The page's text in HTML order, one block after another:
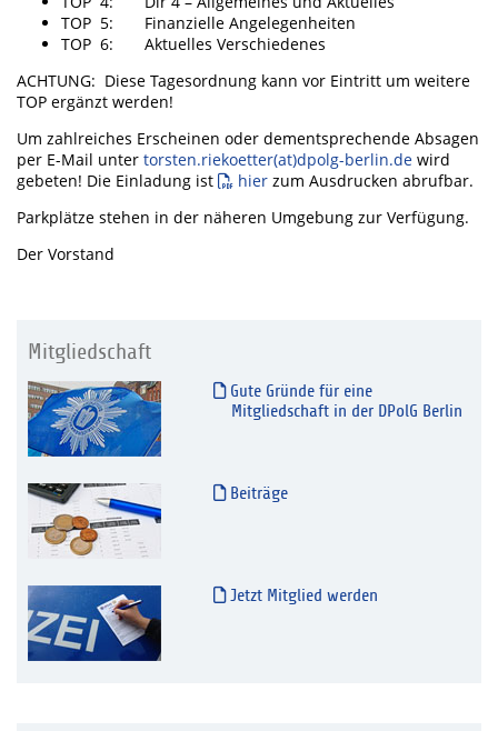
TOP 5: Finanzielle Angelegenheiten
TOP 6: Aktuelles Verschiedenes
ACHTUNG: Diese Tagesordnung kann vor Eintritt um weitere
TOP ergänzt werden!
Um zahlreiches Erscheinen oder dementsprechende Absagen
per E-Mail unter torsten.riekoetter(at)dpolg-berlin.de wird
gebeten! Die Einladung ist
hier zum Ausdrucken abrufbar.
Parkplätze stehen in der näheren Umgebung zur Verfügung.
Der Vorstand
Mitgliedschaft
Gute Gründe für eine
Mitgliedschaft in der DPolG Berlin
Beiträge
Jetzt Mitglied werden